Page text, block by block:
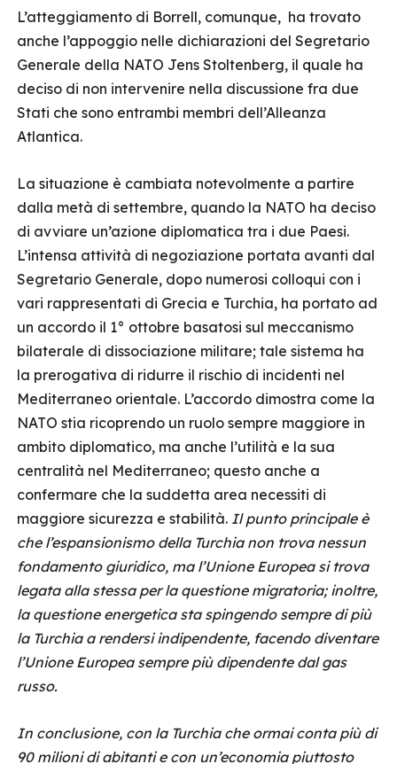
L’atteggiamento di Borrell, comunque, ha trovato
anche l’appoggio nelle dichiarazioni del Segretario
Generale della NATO Jens Stoltenberg, il quale ha
deciso di non intervenire nella discussione fra due
Stati che sono entrambi membri dell’Alleanza
Atlantica.
La situazione è cambiata notevolmente a partire
dalla metà di settembre, quando la NATO ha deciso
di avviare un’azione diplomatica tra i due Paesi.
L’intensa attività di negoziazione portata avanti dal
Segretario Generale, dopo numerosi colloqui con i
vari rappresentati di Grecia e Turchia, ha portato ad
un accordo il 1° ottobre basatosi sul meccanismo
bilaterale di dissociazione militare; tale sistema ha
la prerogativa di ridurre il rischio di incidenti nel
Mediterraneo orientale. L’accordo dimostra come la
NATO stia ricoprendo un ruolo sempre maggiore in
ambito diplomatico, ma anche l’utilità e la sua
centralità nel Mediterraneo; questo anche a
confermare che la suddetta area necessiti di
maggiore sicurezza e stabilità. Il punto principale è
che l’espansionismo della Turchia non trova nessun
fondamento giuridico, ma l’Unione Europea si trova
legata alla stessa per la questione migratoria; inoltre,
la questione energetica sta spingendo sempre di più
la Turchia a rendersi indipendente, facendo diventare
l’Unione Europea sempre più dipendente dal gas
russo.
In conclusione, con la Turchia che ormai conta più di
90 milioni di abitanti e con un’economia piuttosto